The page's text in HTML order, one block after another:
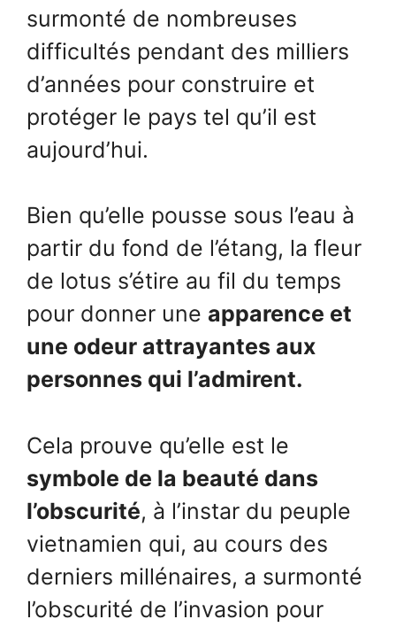
surmonté de nombreuses
difficultés pendant des milliers
d’années pour construire et
protéger le pays tel qu’il est
aujourd’hui.
Bien qu’elle pousse sous l’eau à
partir du fond de l’étang, la fleur
de lotus s’étire au fil du temps
pour donner une apparence et
une odeur attrayantes aux
personnes qui l’admirent.
Cela prouve qu’elle est le
symbole de la beauté dans
l’obscurité, à l’instar du peuple
vietnamien qui, au cours des
derniers millénaires, a surmonté
l’obscurité de l’invasion pour